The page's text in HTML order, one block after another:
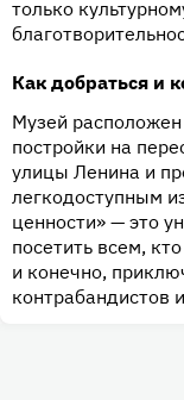
только
Как добраться и
Музей
постройки на
улицы Ленина и
легкодоступным
ценности» — это
посетить всем,
и конечно,
контрабандистов